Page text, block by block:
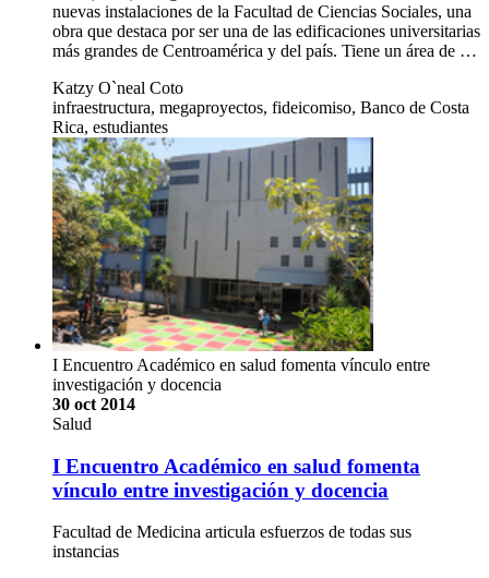
nuevas instalaciones de la Facultad de Ciencias Sociales, una
obra que destaca por ser una de las edificaciones universitarias
más grandes de Centroamérica y del país. Tiene un área de …
Katzy O`neal Coto
infraestructura, megaproyectos, fideicomiso, Banco de Costa
Rica, estudiantes
I Encuentro Académico en salud fomenta vínculo entre
investigación y docencia
30 oct 2014
Salud
I Encuentro Académico en salud fomenta
vínculo entre investigación y docencia
Facultad de Medicina articula esfuerzos de todas sus
instancias